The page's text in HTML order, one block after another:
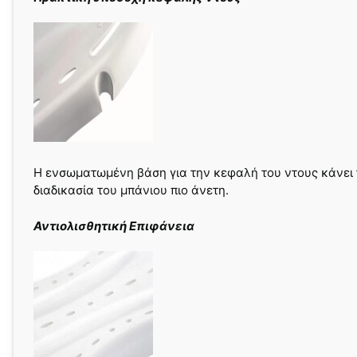
Η ενσωματωμένη βάση για την κεφαλή του ντους κάνει
διαδικασία του μπάνιου πιο άνετη.
Αντιολισθητική Επιφάνεια